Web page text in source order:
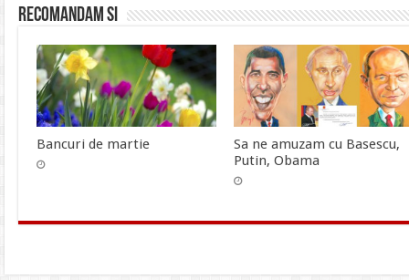
Recomandam si
Bancuri de martie
Sa ne amuzam cu Basescu,
Putin, Obama